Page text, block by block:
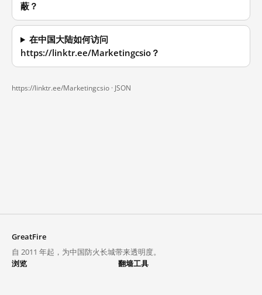
蔽？
在中国大陆如何访问
https://linktr.ee/Marketingcsio？
https://linktr.ee/Marketingcsio · JSON
GreatFire
自 2011 年起，为中国防火长城带来透明度。
浏览
翻墙工具